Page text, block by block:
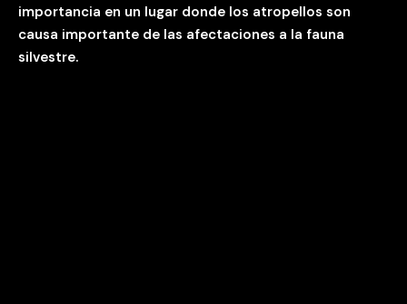
importancia en un lugar donde los atropellos son
causa importante de las afectaciones a la fauna
silvestre.